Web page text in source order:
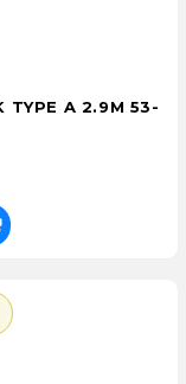
TYPE A 2.9M 53-